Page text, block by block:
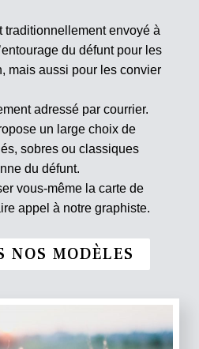
traditionnellement envoyé à
du défunt pour les
mais aussi pour les convier
adressé par courrier.
un large choix de
sobres ou classiques
du défunt.
vous-même la carte de
appel à notre graphiste.
NOS MODÈLES